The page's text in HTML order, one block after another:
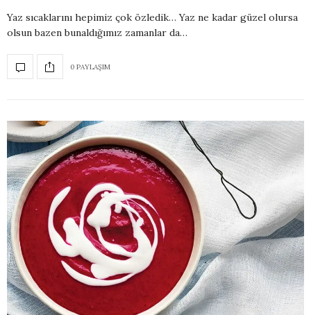
Yaz sıcaklarını hepimiz çok özledik… Yaz ne kadar güzel olursa
olsun bazen bunaldığımız zamanlar da…
0 PAYLAŞIM